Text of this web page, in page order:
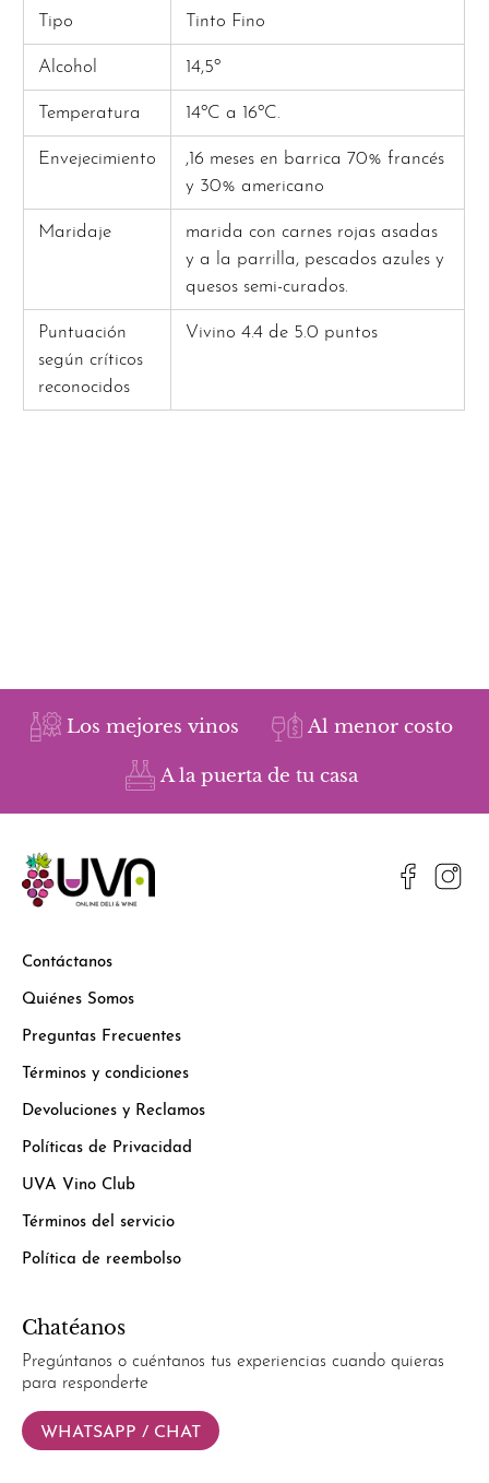
Tipo Tinto Fino
Alcohol 14,5º
Temperatura 14ºC a 16ºC.
Envejecimiento
,16 meses en barrica 70% francés
y 30% americano
Maridaje
marida con carnes rojas asadas
y a la parrilla, pescados azules y
quesos semi-curados.
Puntuación
según críticos
reconocidos
Vivino 4.4 de 5.0 puntos
Los mejores vinos Al menor costo
A la puerta de tu casa
Contáctanos
Quiénes Somos
Preguntas Frecuentes
Términos y condiciones
Devoluciones y Reclamos
Políticas de Privacidad
UVA Vino Club
Términos del servicio
Política de reembolso
Chatéanos
Pregúntanos o cuéntanos tus experiencias cuando quieras
para responderte
WHATSAPP / CHAT